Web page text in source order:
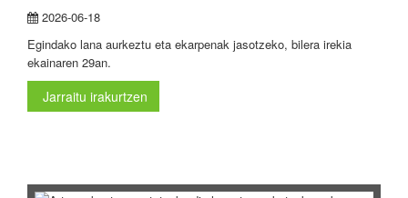
2026-06-18
Egindako lana aurkeztu eta ekarpenak jasotzeko, bilera irekia
ekainaren 29an.
Jarraitu irakurtzen